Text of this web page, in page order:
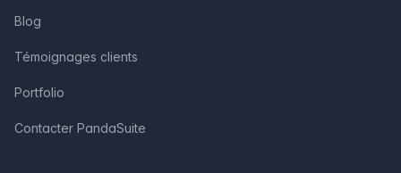
Blog
Témoignages clients
Portfolio
Contacter PandaSuite